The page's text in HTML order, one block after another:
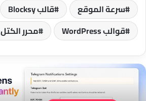
سرعة الموقع
قالب Blocksy
قوالب WordPress
محرر الكتل Gutenberg